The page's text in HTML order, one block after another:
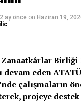
amacıyla bu
da dahil olmak
toplam kaç kişi
hem
uygulanması
uygulamak
2 ay önce on Haziran 19,
Birliği
devam eden
çalışmaların
projeye destek